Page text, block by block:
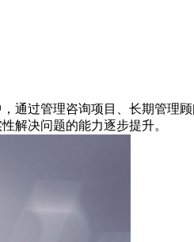
通过管理咨询项目、长期管理
解决问题的能力逐步提升。